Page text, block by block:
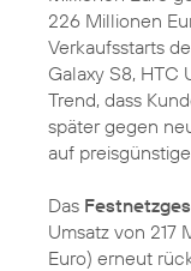
226 Millionen
Verkaufsstarts
Galaxy S8, HTC
Trend, dass
später gegen
auf
Das
Umsatz von 217
Euro) erneut